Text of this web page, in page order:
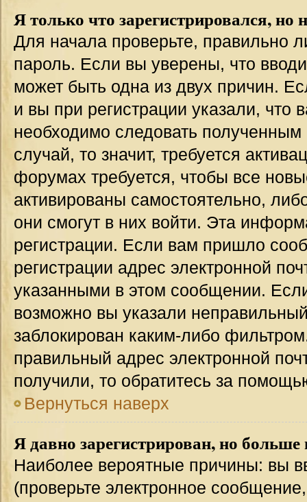
Я только что зарегистрировался, но
Для начала проверьте, правильно
пароль. Если вы уверены, что
может быть одна из двух причин.
и вы при регистрации указали, что
необходимо следовать
случай, то значит, требуется
форумах требуется, чтобы все
активированы самостоятельно,
они смогут в них войти. Эта
регистрации. Если вам пришло
регистрации адрес электронной
указанными в этом сообщении.
возможно вы указали
заблокирован каким-либо
правильный адрес электронной
получили, то обратитесь за
Вернуться наверх
Я давно зарегистрирован, но
Наиболее вероятные причины: вы
(проверьте электронное